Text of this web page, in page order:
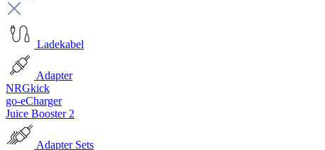
Ladekabel
Adapter
NRGkick
go-eCharger
Juice Booster 2
Adapter Sets